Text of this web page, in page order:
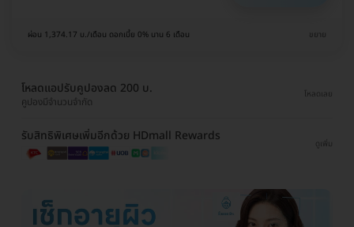
ผ่อน 1,374.17 บ./เดือน ดอกเบี้ย 0% นาน 6 เดือน ขยาย
โหลดแอปรับคูปองลด 200 บ.
คูปองมีจำนวนจำกัด
โหลดเลย
รับสิทธิพิเศษเพิ่มอีกด้วย HDmall Rewards
ดูเพิ่ม